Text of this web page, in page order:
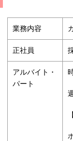
業務内容
正社員
アルバイト・
パート